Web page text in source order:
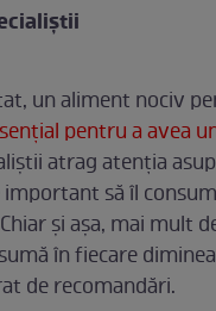
un aliment nociv
pentru a avea
atrag atenția
să îl
și așa, mai mult
în fiecare
de recomandări.